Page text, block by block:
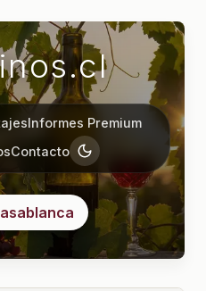
Informes Premium
Contacto